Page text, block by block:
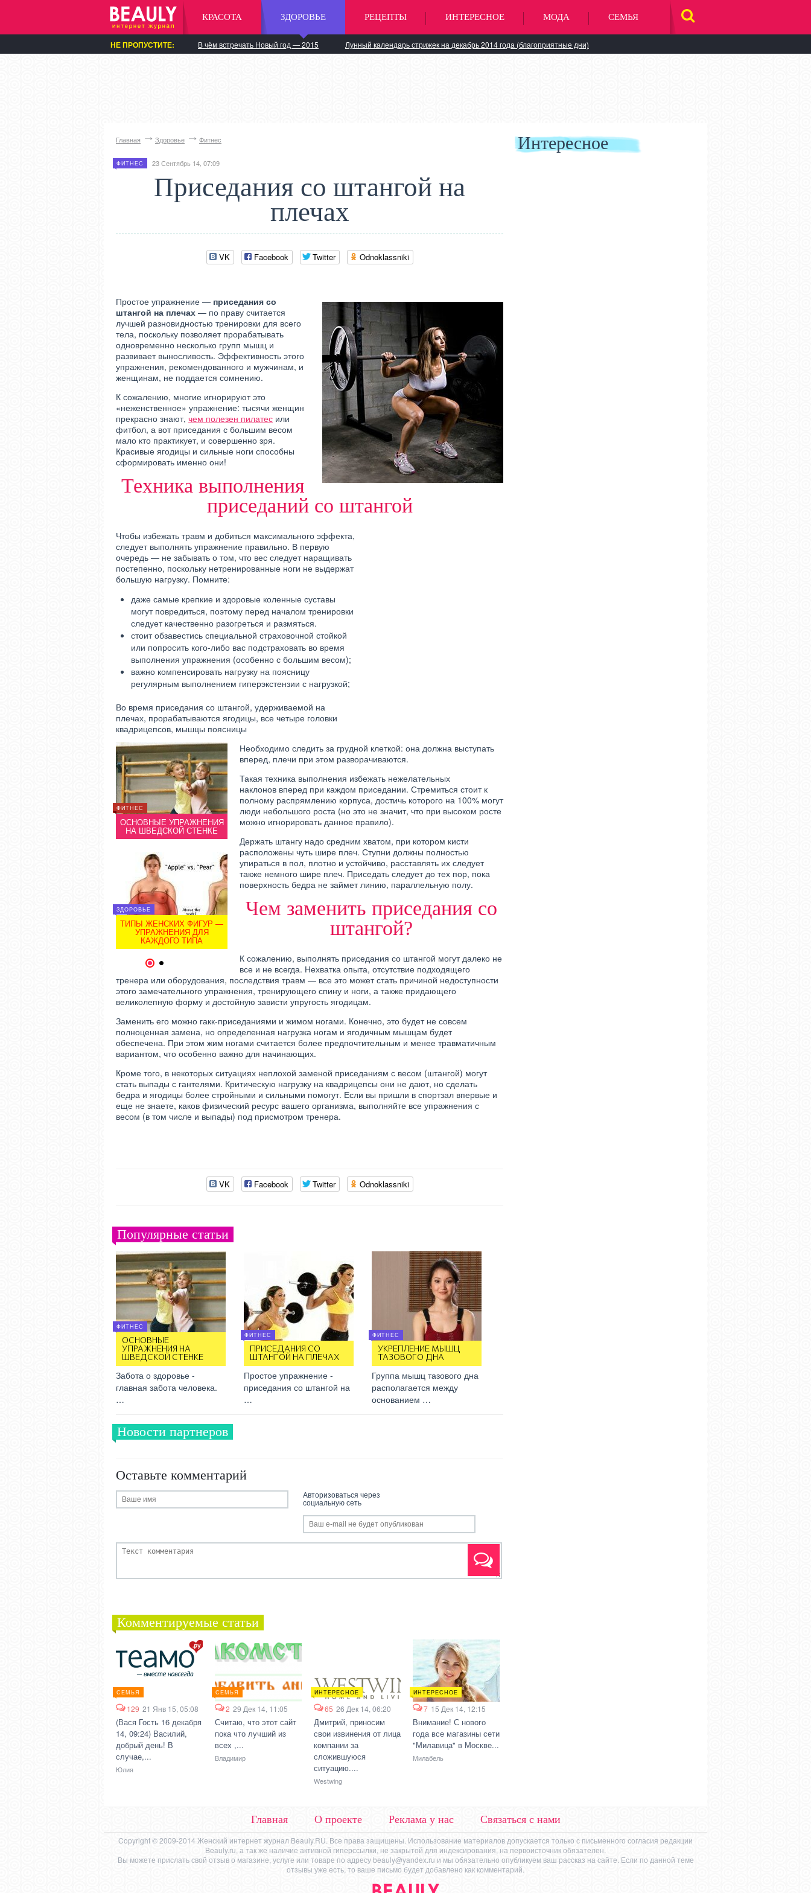
КРАСОТА ЗДОРОВЬЕ РЕЦЕПТЫ ИНТЕРЕСНОЕ МОДА СЕМЬЯ
НЕ ПРОПУСТИТЕ: В чём встречать Новый год — 2015 Лунный календарь стрижек на декабрь 2014 года (благоприятные дни)
Главная Здоровье Фитнес
ФИТНЕС 23 Сентябрь 14, 07:09
Приседания со штангой на
плечах
VK Facebook Twitter Odnoklassniki
Простое упражнение — приседания со
штангой на плечах — по праву считается
лучшей разновидностью тренировки для всего
тела, поскольку позволяет прорабатывать
одновременно несколько групп мышц и
развивает выносливость. Эффективность этого
упражнения, рекомендованного и мужчинам, и
женщинам, не поддается сомнению.
К сожалению, многие игнорируют это
«неженственное» упражнение: тысячи женщин
прекрасно знают, чем полезен пилатес или
фитбол, а вот приседания с большим весом
мало кто практикует, и совершенно зря.
Красивые ягодицы и сильные ноги способны
сформировать именно они!
Техника выполнения
приседаний со штангой
Чтобы избежать травм и добиться максимального эффекта,
следует выполнять упражнение правильно. В первую
очередь — не забывать о том, что вес следует наращивать
постепенно, поскольку нетренированные ноги не выдержат
большую нагрузку. Помните:
даже самые крепкие и здоровые коленные суставы
могут повредиться, поэтому перед началом тренировки
следует качественно разогреться и размяться.
стоит обзавестись специальной страховочной стойкой
или попросить кого-либо вас подстраховать во время
выполнения упражнения (особенно с большим весом);
важно компенсировать нагрузку на поясницу
регулярным выполнением гиперэкстензии с нагрузкой;
Во время приседания со штангой, удерживаемой на
плечах, прорабатываются ягодицы, все четыре головки
квадрицепсов, мышцы поясницы
ФИТНЕС
ОСНОВНЫЕ УПРАЖНЕНИЯ
НА ШВЕДСКОЙ СТЕНКЕ
ЗДОРОВЬЕ
ТИПЫ ЖЕНСКИХ ФИГУР —
УПРАЖНЕНИЯ ДЛЯ
КАЖДОГО ТИПА
УПРАЖНЕНИЯ ДЛЯ
УВЕЛИЧЕНИЯ ГРУДИ
ЗДОРОВЬЕ
ОСНОВНЫЕ УПРАЖНЕНИЯ
НА ШВЕДСКОЙ СТЕНКЕ
ЗДОРОВЬЕ
ТИПЫ ЖЕНСКИХ ФИГУР —
УПРАЖНЕНИЯ ДЛЯ
Необходимо следить за грудной клеткой: она должна выступать
вперед, плечи при этом разворачиваются.
Такая техника выполнения избежать нежелательных
наклонов вперед при каждом приседании. Стремиться стоит к
полному распрямлению корпуса, достичь которого на 100% могут
люди небольшого роста (но это не значит, что при высоком росте
можно игнорировать данное правило).
Держать штангу надо средним хватом, при котором кисти
расположены чуть шире плеч. Ступни должны полностью
упираться в пол, плотно и устойчиво, расставлять их следует
также немного шире плеч. Приседать следует до тех пор, пока
поверхность бедра не займет линию, параллельную полу.
Чем заменить приседания со
штангой?
К сожалению, выполнять приседания со штангой могут далеко не
все и не всегда. Нехватка опыта, отсутствие подходящего
тренера или оборудования, последствия травм — все это может стать причиной недоступности
этого замечательного упражнения, тренирующего спину и ноги, а также придающего
великолепную форму и достойную зависти упругость ягодицам.
Заменить его можно гакк-приседаниями и жимом ногами. Конечно, это будет не совсем
полноценная замена, но определенная нагрузка ногам и ягодичным мышцам будет
обеспечена. При этом жим ногами считается более предпочтительным и менее травматичным
вариантом, что особенно важно для начинающих.
Кроме того, в некоторых ситуациях неплохой заменой приседаниям с весом (штангой) могут
стать выпады с гантелями. Критическую нагрузку на квадрицепсы они не дают, но сделать
бедра и ягодицы более стройными и сильными помогут. Если вы пришли в спортзал впервые и
еще не знаете, каков физический ресурс вашего организма, выполняйте все упражнения с
весом (в том числе и выпады) под присмотром тренера.
VK Facebook Twitter Odnoklassniki
Популярные статьи
ФИТНЕС
ОСНОВНЫЕ
УПРАЖНЕНИЯ НА
ШВЕДСКОЙ СТЕНКЕ
Забота о здоровье -
главная забота человека.
…
ФИТНЕС
ПРИСЕДАНИЯ СО
ШТАНГОЙ НА ПЛЕЧАХ
Простое упражнение -
приседания со штангой на
…
ФИТНЕС
УКРЕПЛЕНИЕ МЫШЦ
ТАЗОВОГО ДНА
Группа мышц тазового дна
располагается между
основанием …
Новости партнеров
Оставьте комментарий
Авторизоваться через
социальную сеть
Комментируемые статьи
СЕМЬЯ
129 21 Янв 15, 05:08
(Вася Гость 16 декабря
14, 09:24) Василий,
добрый день! В
случае,...
Юлия
СЕМЬЯ
2 29 Дек 14, 11:05
Считаю, что этот сайт
пока что лучший из
всех ,...
Владимир
ИНТЕРЕСНОЕ
65 26 Дек 14, 06:20
Дмитрий, приносим
свои извинения от лица
компании за
сложившуюся
ситуацию....
Westwing
ИНТЕРЕСНОЕ
7 15 Дек 14, 12:15
Внимание! С нового
года все магазины сети
"Милавица" в Москве...
Милабель
Интересное
Главная О проекте Реклама у нас Связаться с нами
Copyright © 2009-2014 Женский интернет журнал Beauly.RU. Все права защищены. Использование материалов допускается только с письменного согласия редакции
Beauly.ru, а так же наличие активной гиперссылки, не закрытой для индексирования, на первоисточник обязателен.
Вы можете прислать свой отзыв о магазине, услуге или товаре по адресуbeauly@yandex.ru и мы обязательно опубликуем ваш рассказ на сайте. Если по данной теме
отзывы уже есть, то ваше письмо будет добавлено как комментарий.